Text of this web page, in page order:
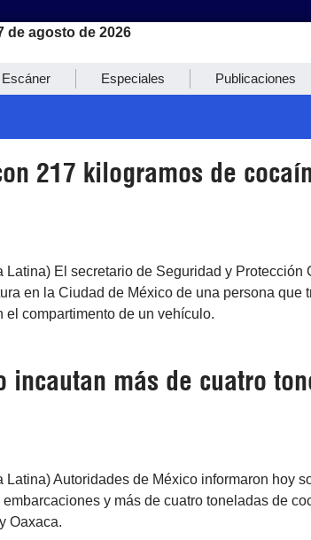
de agosto de 2026
Escáner Especiales Publicaciones
217 kilogramos de
El secretario de Seguridad y Protección
en la Ciudad de México de una persona que
compartimento de un vehículo.
incautan más de cuatro
Autoridades de México informaron hoy
y más de cuatro toneladas de
Oaxaca.